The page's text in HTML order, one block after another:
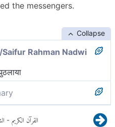
the messengers.
Collapse
Rahman Nadwi
القرآن الكريم -